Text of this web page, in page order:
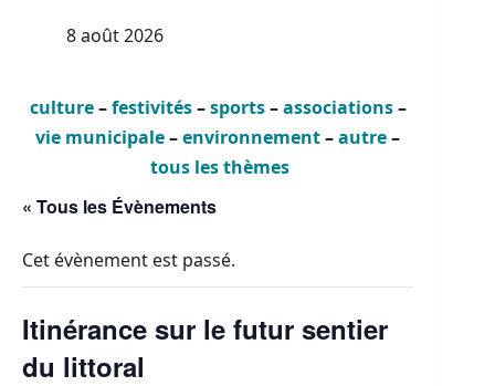
8 août 2026
culture–festivités–sports–associations–
vie municipale–environnement–autre–
tous les thèmes
« Tous les Évènements
Cet évènement est passé.
Itinérance sur le futur sentier
du littoral